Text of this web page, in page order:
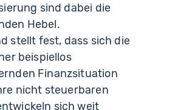
sind dabei die
Hebel.
stellt fest, dass sich die
beispiellos
Finanzsituation
nicht steuerbaren
sich weit